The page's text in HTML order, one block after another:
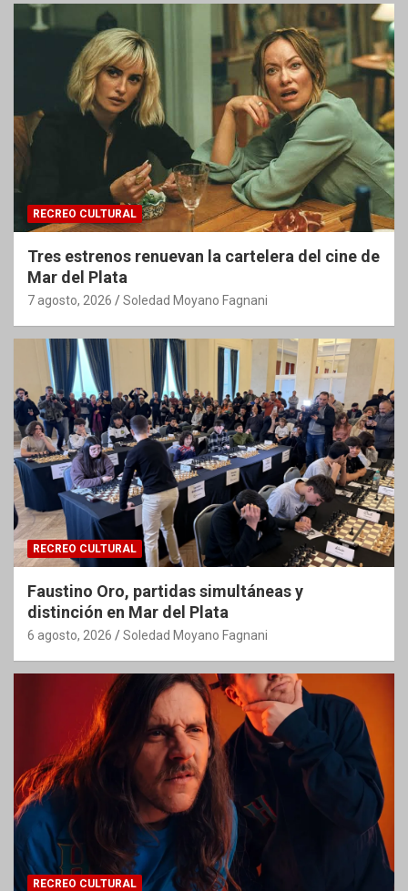
RECREO CULTURAL
Tres estrenos renuevan la cartelera del cine de
Mar del Plata
7 agosto, 2026 Soledad Moyano Fagnani
RECREO CULTURAL
Faustino Oro, partidas simultáneas y
distinción en Mar del Plata
6 agosto, 2026 Soledad Moyano Fagnani
RECREO CULTURAL